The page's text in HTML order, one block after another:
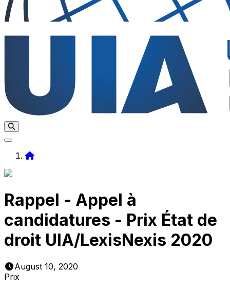
Rappel - Appel à
candidatures - Prix État de
droit UIA/LexisNexis 2020
August 10, 2020
Prix